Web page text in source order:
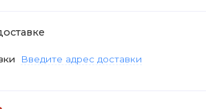
Введите адрес доставки